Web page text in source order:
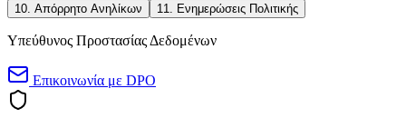
10. Απόρρητο Ανηλίκων
11. Ενημερώσεις Πολιτικής
Υπεύθυνος Προστασίας Δεδομένων
Επικοινωνία με DPO